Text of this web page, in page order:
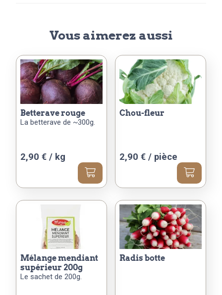
Vous aimerez aussi
betterave rouge
La betterave de ~300g.
2,90 € / kg
chou-fleur
2,90 € / pièce
mélange mendiant
supérieur 200g
Le sachet de 200g.
radis botte